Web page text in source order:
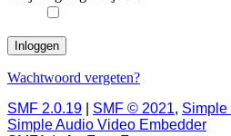
Wachtwoord vergeten?
SMF 2.0.19
SMF © 2021, Simple
Simple Audio Video Embedder